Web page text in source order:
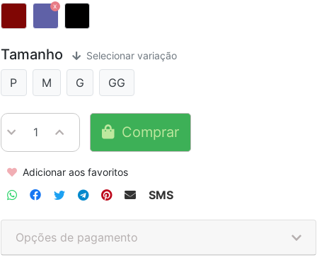
Tamanho Selecionar variação
P M G GG
Comprar
Adicionar aos favoritos
SMS
Opções de pagamento